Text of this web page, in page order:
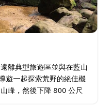
離典型旅遊區並與在藍山
遊一起探索荒野的絕佳機
峰，然後下降 800 公尺